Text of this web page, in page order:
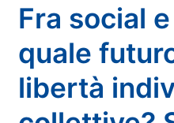
Fra social
quale
libertà